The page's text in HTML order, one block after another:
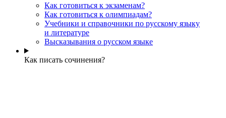
Как готовиться к экзаменам?
Как готовиться к олимпиадам?
Учебники и справочники по русскому языку
и литературе
Высказывания о русском языке
Как писать сочинения?